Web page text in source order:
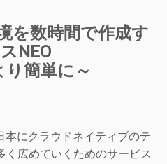
を数時間で作成す
NEO
り簡単に～
本にクラウドネイティブのテ
く広めていくためのサービス